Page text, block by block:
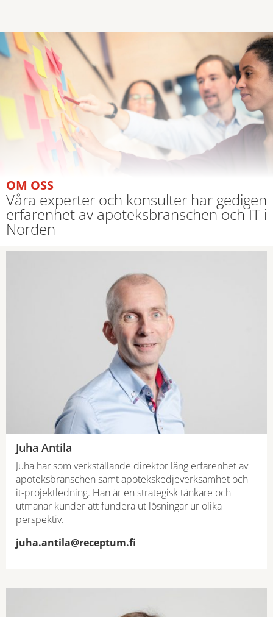
OM OSS
Våra experter och konsulter har gedigen
erfarenhet av apoteksbranschen och IT i
Norden
Juha Antila
Juha har som verkställande direktör lång erfarenhet av
apoteksbranschen samt apotekskedjeverksamhet och
it-projektledning. Han är en strategisk tänkare och
utmanar kunder att fundera ut lösningar ur olika
perspektiv.
juha.antila@receptum.fi